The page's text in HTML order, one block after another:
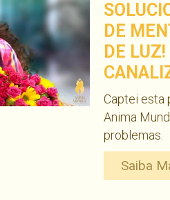
DE
DE
Captei esta
Anima
problemas.
Saiba